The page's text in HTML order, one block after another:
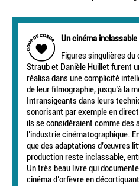
Un cinéma
Figures singulières
Straub et Danièle Huillet furent
réalisa dans une complicité
de leur filmographie, jusqu’à la
Intransigeants dans leurs
sonorisant par exemple en
ils se considéraient comme des
l’industrie cinématographique.
que des adaptations d’œuvres
production reste inclassable,
Un très beau livre qui
cinéma d’orfèvre en